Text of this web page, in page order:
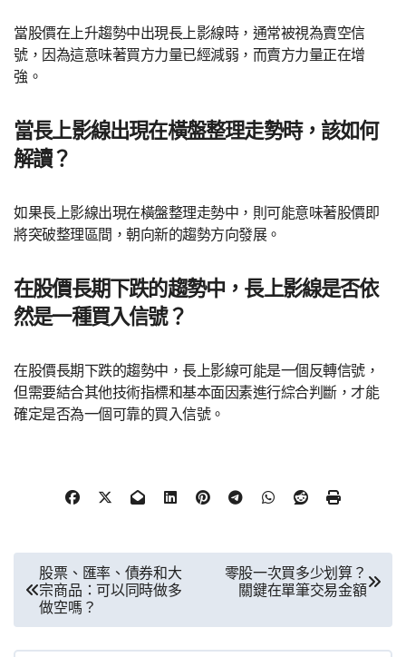
當股價在上升趨勢中出現長上影線時，通常被視為賣空信
號，因為這意味著買方力量已經減弱，而賣方力量正在增
強。
當長上影線出現在橫盤整理走勢時，該如何
解讀？
如果長上影線出現在橫盤整理走勢中，則可能意味著股價即
將突破整理區間，朝向新的趨勢方向發展。
在股價長期下跌的趨勢中，長上影線是否依
然是一種買入信號？
在股價長期下跌的趨勢中，長上影線可能是一個反轉信號，
但需要結合其他技術指標和基本面因素進行綜合判斷，才能
確定是否為一個可靠的買入信號。
章
導
股票、匯率、債券和大
宗商品：可以同時做多
做空嗎？
零股一次買多少划算？
關鍵在單筆交易金額